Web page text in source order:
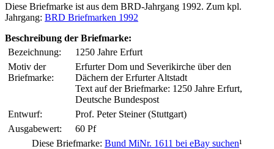
Diese Briefmarke ist aus dem BRD-Jahrgang 1992. Zum kpl.
Jahrgang: BRD Briefmarken 1992
Beschreibung der Briefmarke:
Bezeichnung:
1250 Jahre Erfurt
Motiv der
Briefmarke:
Erfurter Dom und Severikirche über den
Dächern der Erfurter Altstadt
Text auf der Briefmarke: 1250 Jahre Erfurt,
Deutsche Bundespost
Entwurf:
Prof. Peter Steiner (Stuttgart)
Ausgabewert:
60 Pf
Diese Briefmarke: Bund MiNr. 1611 bei eBay suchen¹